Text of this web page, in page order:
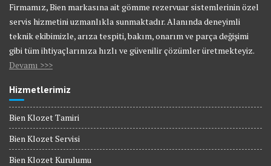
Firmamız, Bien markasına ait gömme rezervuar sistemlerinin özel
servis hizmetini uzmanlıkla sunmaktadır. Alanında deneyimli
teknik ekibimizle, arıza tespiti, bakım, onarım ve parça değişimi
gibi tüm ihtiyaçlarınıza hızlı ve güvenilir çözümler üretmekteyiz.
Devamı >>>
Hizmetlerimiz
Bien Klozet Tamiri
Bien Klozet Servisi
Bien Klozet Kurulumu